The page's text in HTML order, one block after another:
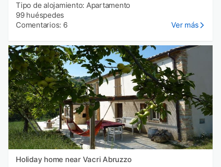
Tipo de alojamiento: Apartamento
99 huéspedes
Comentarios: 6
Ver más
Holiday home near Vacri Abruzzo